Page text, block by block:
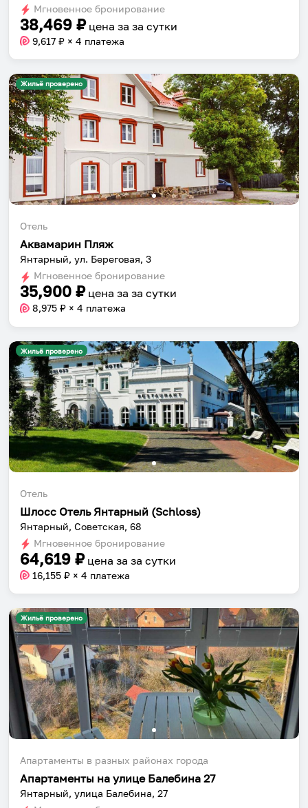
changing
dates.
changing
dates.
Мгновенное бронирование
38,469 ₽ цена за за сутки
9,617 ₽ × 4 платежа
Жильё проверено
Отель
Аквамарин Пляж
Янтарный, ул. Береговая, 3
Мгновенное бронирование
35,900 ₽ цена за за сутки
8,975 ₽ × 4 платежа
Жильё проверено
Отель
Шлосс Отель Янтарный (Schloss)
Янтарный, Советская, 68
Мгновенное бронирование
64,619 ₽ цена за за сутки
16,155 ₽ × 4 платежа
Жильё проверено
Апартаменты в разных районах города
Апартаменты на улице Балебина 27
Янтарный, улица Балебина, 27